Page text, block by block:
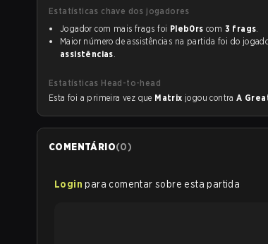
Estatísticas chave dos jogadores
Jogador com mais frags foi Pleb0rs com 3 frags.
Maior número de assistências na partida foi do
assistências.
Estatísticas Head-to-head
Esta foi a primeira vez que Matrix jogou contraA
COMENTÁRIO(0)
Login para comentar sobre esta partida